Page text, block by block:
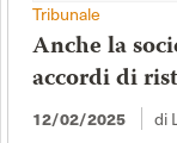
Tribunale
Anche la
accordi di
12/02/2025 di